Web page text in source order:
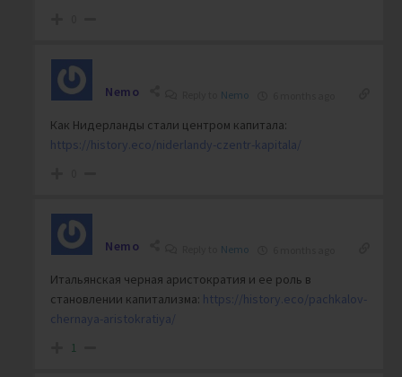
Nemo Nemo
Как Нидерланды стали центром капитала:
https://history.eco/niderlandy-czentr-kapitala/
Nemo Nemo
Итальянская черная аристократия и ее роль в
становлении капитализма: https://history.eco/pachkalov-
chernaya-aristokratiya/
1